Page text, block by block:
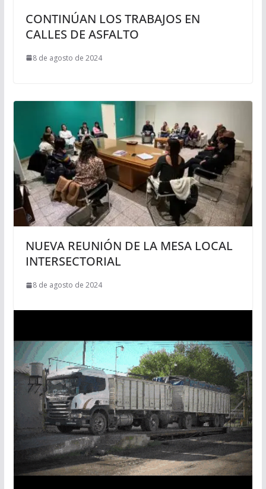
CONTINÚAN LOS TRABAJOS EN
CALLES DE ASFALTO
8 de agosto de 2024
NUEVA REUNIÓN DE LA MESA LOCAL
INTERSECTORIAL
8 de agosto de 2024